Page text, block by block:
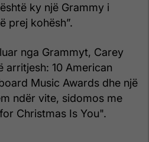
ky një Grammy i
prej kohësh”.
nga Grammyt, Carey
arritjesh: 10 American
Music Awards dhe një
ndër vite, sidomos me
Christmas Is You".